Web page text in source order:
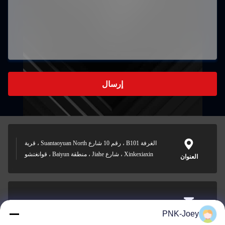
إرسال
العنوان
الغرفة B101 ، رقم 10 شارع Suantaoyuan North ، قرية
Xinkexiaxin ، شارع Jiahe ، منطقة Baiyun ، قوانغتشو
البريد
xianzhihao@gzxingchao.infoPNK-Joey